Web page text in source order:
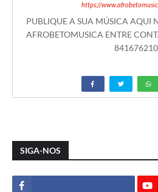
https://
PUBLIQUE A SUA MÚSICA AQUI
AFROBETOMUSICA ENTRE
841676210
SIGA-NOS